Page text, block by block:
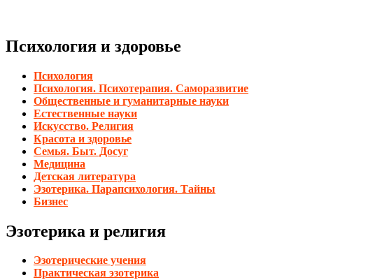
Психология и здоровье
Психология
Психология. Психотерапия. Саморазвитие
Общественные и гуманитарные науки
Естественные науки
Искусство. Религия
Красота и здоровье
Семья. Быт. Досуг
Медицина
Детская литература
Эзотерика. Парапсихология. Тайны
Бизнес
Эзотерика и религия
Эзотерические учения
Практическая эзотерика